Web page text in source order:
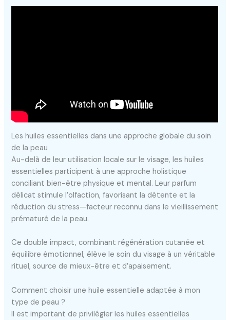
Les huiles essentielles dans une approche globale du soin
de la peau
Au-delà de leur utilisation locale sur le visage, les huiles
essentielles participent à une approche holistique
conciliant bien-être physique et mental. Leur parfum
délicat stimule l’olfaction, favorisant la détente et la
réduction du stress—facteur reconnu dans le vieillissement
prématuré de la peau.
Ce double impact, combinant régénération cutanée et
équilibre émotionnel, élève le soin du visage à un véritable
rituel, source de mieux-être et d’apaisement.
Comment choisir une huile essentielle adaptée à mon
type de peau ?
Il est important de privilégier les huiles essentielles